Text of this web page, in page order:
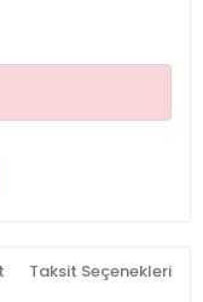
Taksit Seçenekleri